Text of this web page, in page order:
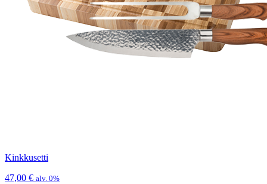
Kinkkusetti
47,00 € alv. 0%